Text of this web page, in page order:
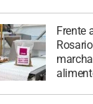
Frente